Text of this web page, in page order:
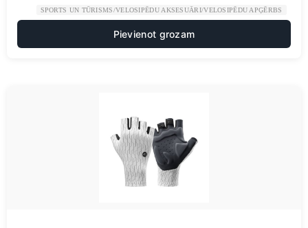
SPORTS UN TŪRISMS/VELOSIPĒDU AKSESUĀRI/VELOSIPĒDU APĢĒRBS
Pievienot grozam